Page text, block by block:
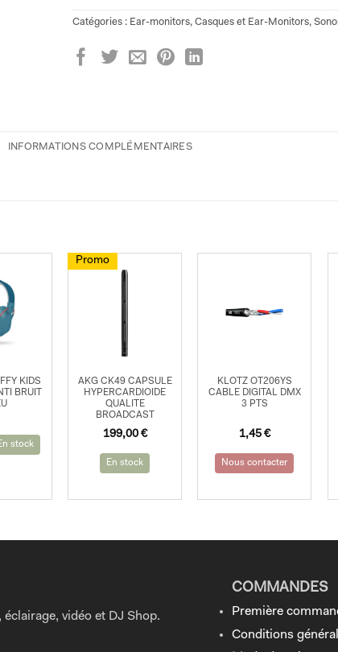
Catégories : Ear-monitors, Casques et Ear-Monitors,
INFORMATIONS COMPLÉMENTAIRES
KIDS
BRUIT
stock
Promo
AKG CK49 CAPSULE
HYPERCARDIOIDE
QUALITE
BROADCAST
Le
initial
était :
199,00 €
Le
actuel
est :
En stock
KLOTZ OT206YS
CABLE DIGITAL DMX
3 PTS
1,45 €
Nous contacter
vidéo et DJ Shop.
COMMANDES
Première
Conditions